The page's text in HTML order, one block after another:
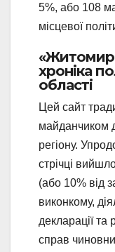
5%, або 108
місцевої
хроніка
області
Цей сайт
майданчиком
регіону.
стрічці
(або 10% від
виконкому,
декларації та
справ